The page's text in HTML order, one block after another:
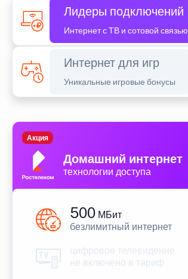
Лидеры подключений
Интернет с ТВ и сотовой связью
Интернет для игр
Уникальные игровые бонусы
Домашний интернет
технологии доступа
Акция
500 МБит
безлимитный интернет
цифровое телевидение
не включено в тариф